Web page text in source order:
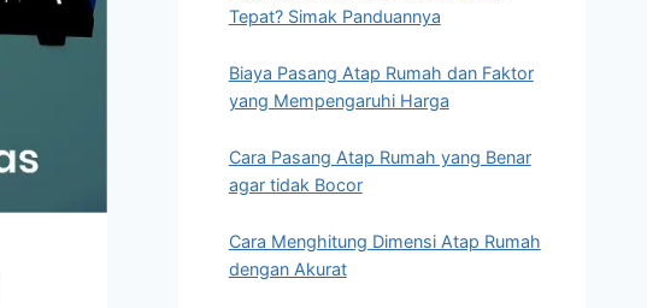
Tepat? Simak Panduannya
Biaya Pasang Atap Rumah dan Faktor
yang Mempengaruhi Harga
Cara Pasang Atap Rumah yang Benar
agar tidak Bocor
Cara Menghitung Dimensi Atap Rumah
dengan Akurat